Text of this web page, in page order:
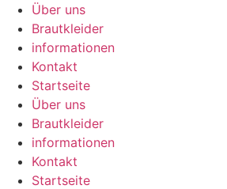
Über uns
Brautkleider
informationen
Kontakt
Startseite
Über uns
Brautkleider
informationen
Kontakt
Startseite